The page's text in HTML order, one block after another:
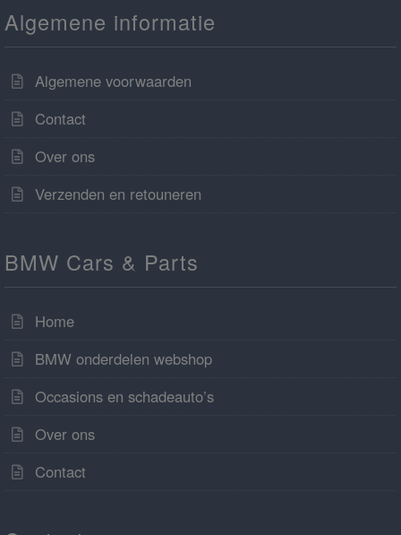
Algemene informatie
Algemene voorwaarden
Contact
Over ons
Verzenden en retouneren
BMW Cars & Parts
Home
BMW onderdelen webshop
Occasions en schadeauto’s
Over ons
Contact